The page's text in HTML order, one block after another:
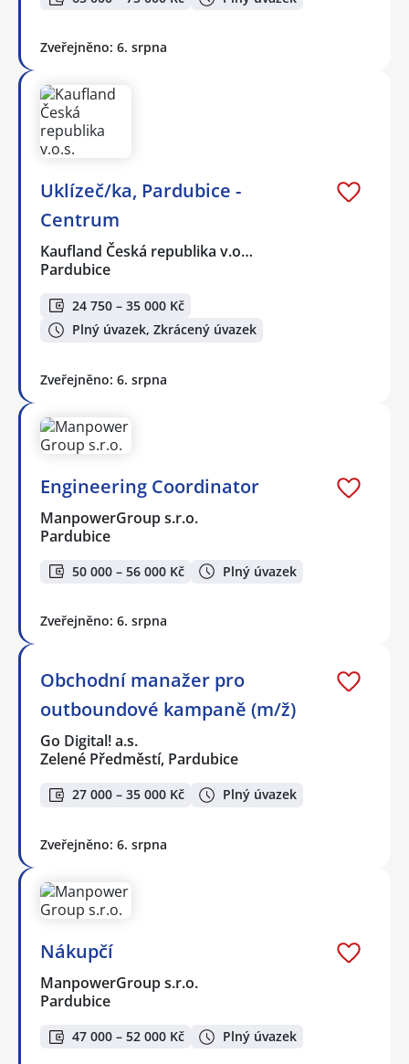
Zveřejněno: 6. srpna
Uklízeč/ka, Pardubice -
Centrum
Kaufland Česká republika v.o…
Pardubice
24 750 – 35 000 Kč
Plný úvazek, Zkrácený úvazek
Zveřejněno: 6. srpna
Engineering Coordinator
ManpowerGroup s.r.o.
Pardubice
50 000 – 56 000 Kč Plný úvazek
Zveřejněno: 6. srpna
Obchodní manažer pro
outboundové kampaně (m/ž)
Go Digital! a.s.
Zelené Předměstí, Pardubice
27 000 – 35 000 Kč Plný úvazek
Zveřejněno: 6. srpna
Nákupčí
ManpowerGroup s.r.o.
Pardubice
47 000 – 52 000 Kč Plný úvazek